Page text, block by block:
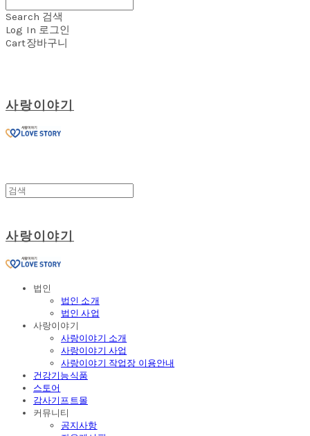
Search 검색
Log In 로그인
Cart장바구니
사랑이야기
사랑이야기
법인
법인 소개
법인 사업
사랑이야기
사랑이야기 소개
사랑이야기 사업
사랑이야기 작업장 이용안내
건강기능식품
스토어
감사기프트몰
커뮤니티
공지사항